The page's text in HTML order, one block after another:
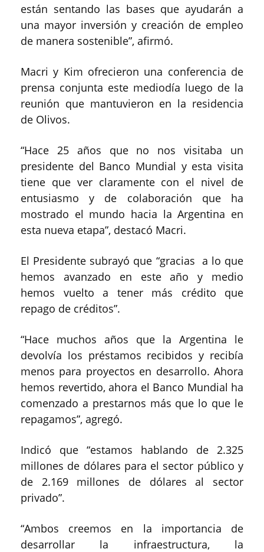
están sentando las bases que ayudarán a
una mayor inversión y creación de empleo
de manera sostenible”, afirmó.
Macri y Kim ofrecieron una conferencia de
prensa conjunta este mediodía luego de la
reunión que mantuvieron en la residencia
de Olivos.
“Hace 25 años que no nos visitaba un
presidente del Banco Mundial y esta visita
tiene que ver claramente con el nivel de
entusiasmo y de colaboración que ha
mostrado el mundo hacia la Argentina en
esta nueva etapa”, destacó Macri.
El Presidente subrayó que “gracias a lo que
hemos avanzado en este año y medio
hemos vuelto a tener más crédito que
repago de créditos”.
“Hace muchos años que la Argentina le
devolvía los préstamos recibidos y recibía
menos para proyectos en desarrollo. Ahora
hemos revertido, ahora el Banco Mundial ha
comenzado a prestarnos más que lo que le
repagamos”, agregó.
Indicó que “estamos hablando de 2.325
millones de dólares para el sector público y
de 2.169 millones de dólares al sector
privado”.
“Ambos creemos en la importancia de
desarrollar la infraestructura, la